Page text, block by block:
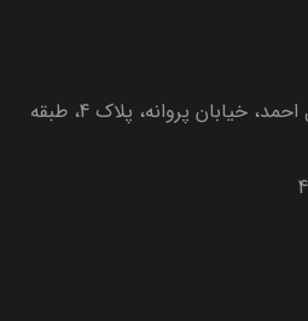
تهران، بزرگراه جلال آل احمد، خیابان پروانه، پلاک 4، طبقه